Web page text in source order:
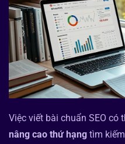
Việc viết bài chuẩn SEO
nâng cao thứ hạng tìm